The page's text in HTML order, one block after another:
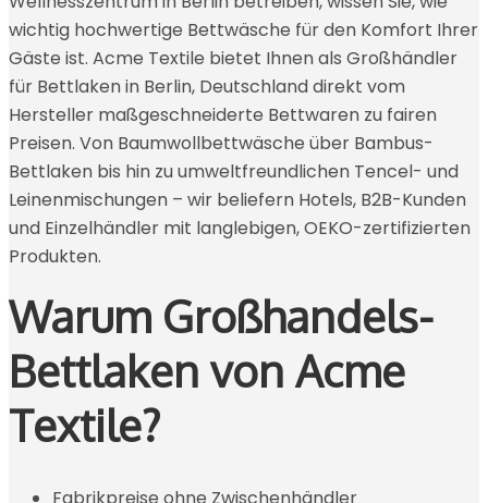
wichtig hochwertige Bettwäsche für den Komfort Ihrer
Gäste ist. Acme Textile bietet Ihnen als Großhändler
für Bettlaken in Berlin, Deutschland direkt vom
Hersteller maßgeschneiderte Bettwaren zu fairen
Preisen. Von Baumwollbettwäsche über Bambus-
Bettlaken bis hin zu umweltfreundlichen Tencel- und
Leinenmischungen – wir beliefern Hotels, B2B-Kunden
und Einzelhändler mit langlebigen, OEKO-zertifizierten
Produkten.
Warum Großhandels-
Bettlaken von Acme
Textile?